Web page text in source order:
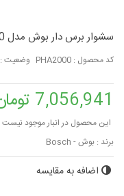
سشوار برس دار بوش مدل PHA2000
کد محصول : PHA2000 وضعیت :
7,056,941 تومان
این محصول در انبار موجود نیست
برند : بوش - Bosch
اضافه به مقایسه